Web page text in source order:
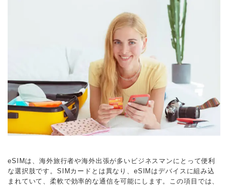
eSIMは、海外旅行者や海外出張が多いビジネスマンにとって便利
な選択肢です。SIMカードとは異なり、eSIMはデバイスに組み込
まれていて、柔軟で効率的な通信を可能にします。この項目では、